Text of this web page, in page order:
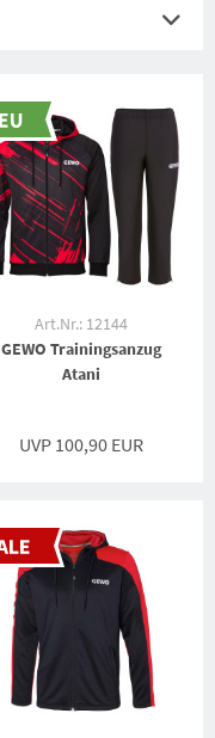
Art.Nr.: 12144
GEWO Trainingsanzug
Atani
UVP 100,90 EUR